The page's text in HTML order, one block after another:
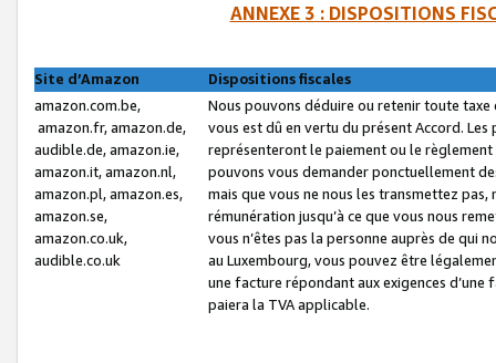
ANNEXE 3 : DISPOSITIONS
Site d’Amazon
Dispositions fiscales
amazon.com.be,
amazon.fr, amazon.de,
audible.de, amazon.ie,
amazon.it, amazon.nl,
amazon.pl, amazon.es,
amazon.se,
amazon.co.uk,
audible.co.uk
Nous pouvons déduire ou retenir toute
vous est dû en vertu du présent Accord.
représenteront le paiement ou le
pouvons vous demander ponctuellement
mais que vous ne nous les transmettez
rémunération jusqu’à ce que vous nous
vous n’êtes pas la personne auprès de qui
au Luxembourg, vous pouvez être
une facture répondant aux exigences
paiera la TVA applicable.